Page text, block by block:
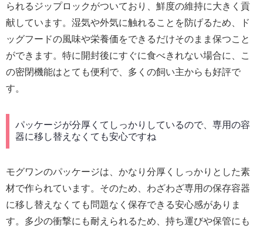
られるジップロックがついており、鮮度の維持に大きく貢
献しています。湿気や外気に触れることを防げるため、ド
ッグフードの風味や栄養価をできるだけそのまま保つこと
ができます。特に開封後にすぐに食べきれない場合に、こ
の密閉機能はとても便利で、多くの飼い主からも好評で
す。
パッケージが分厚くてしっかりしているので、専用の容
器に移し替えなくても安心ですね
モグワンのパッケージは、かなり分厚くしっかりとした素
材で作られています。そのため、わざわざ専用の保存容器
に移し替えなくても問題なく保存できる安心感がありま
す。多少の衝撃にも耐えられるため、持ち運びや保管にも